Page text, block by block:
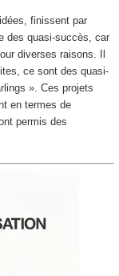
finissent par
des quasi-succès, car
diverses raisons. Il
ce sont des quasi-
». Ces projets
en termes de
permis des